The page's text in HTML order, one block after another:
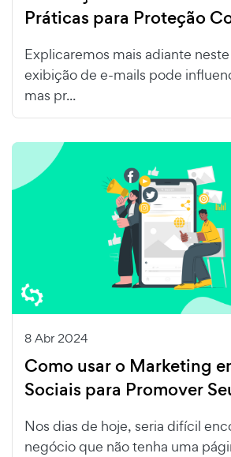
Práticas para Proteção
Explicaremos mais adiante
exibição de e-mails pode
mas pr...
8 Abr 2024
Como usar o Marketing
Sociais para Promover
Nos dias de hoje, seria difícil
negócio que não tenha uma